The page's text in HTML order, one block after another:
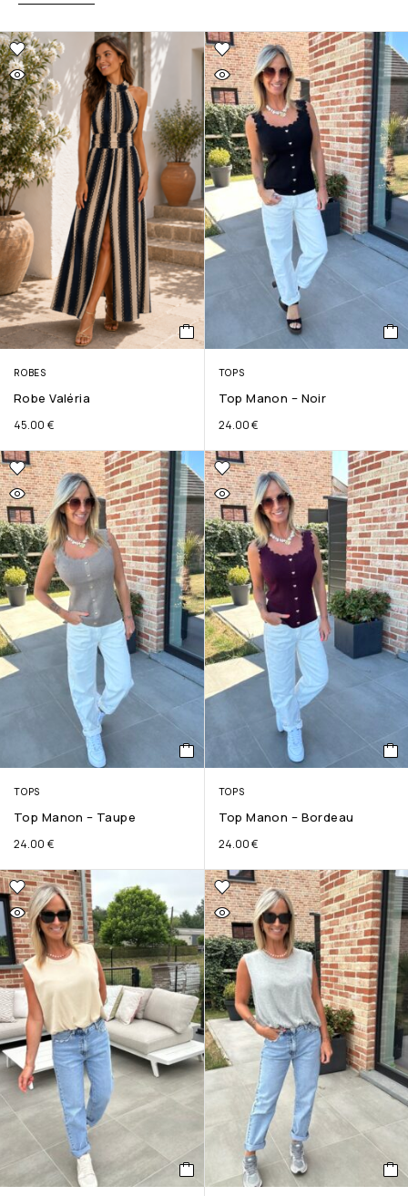
ROBES
Robe Valéria
45.00 €
TOPS
Top Manon – Noir
24.00€
TOPS
Top Manon – Taupe
24.00 €
TOPS
Top Manon – Bordeau
24.00€